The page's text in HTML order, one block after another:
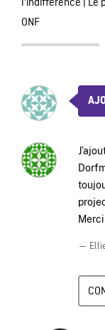
l'indifférence | Le
ONF
—